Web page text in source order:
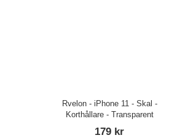
Rvelon - iPhone 11 - Skal -
Korthållare - Transparent
179 kr